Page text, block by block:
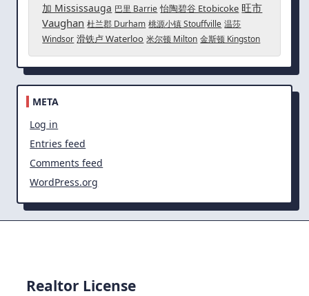
加 Mississauga 巴里 Barrie 怡陶碧谷 Etobicoke 旺市
Vaughan 杜兰郡 Durham 桃源小镇 Stouffville 温莎
Windsor 滑铁卢 Waterloo 米尔顿 Milton 金斯顿 Kingston
META
Log in
Entries feed
Comments feed
WordPress.org
Realtor License